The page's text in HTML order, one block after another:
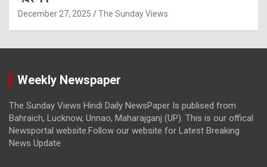
December 27, 2025 The Sunday Views
Weekly Newspaper
The Sunday Views Hindi Daily NewsPaper Is publised from
Bahraich, Lucknow, Unnao, Maharajganj (UP). This is our offical
Newsportal website.Follow our website for Latest Breaking
News Update